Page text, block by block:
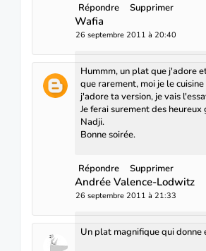
Répondre Supprimer
Wafia
26 septembre 2011 à 20:40
Hummm, un plat que j'adore
que rarement, moi je le
j'adore ta version, je vais
Je ferai surement des heureux
Nadji.
Bonne soirée.
Répondre Supprimer
Andrée Valence-Lodwitz
26 septembre 2011 à 21:33
Un plat magnifique qui donne